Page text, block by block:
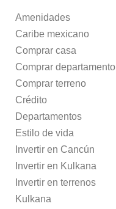
Amenidades
Caribe mexicano
Comprar casa
Comprar departamento
Comprar terreno
Crédito
Departamentos
Estilo de vida
Invertir en Cancún
Invertir en Kulkana
Invertir en terrenos
Kulkana